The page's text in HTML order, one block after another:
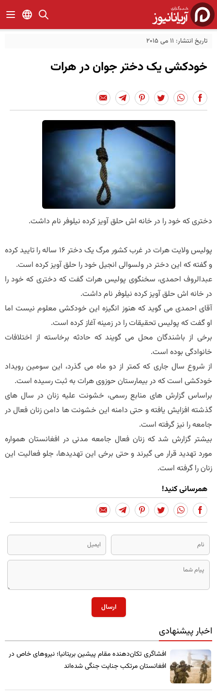
تاریخ انتشار: 11 می 2015
خودکشی یک دختر جوان در هرات
دختری که خود را در خانه اش حلق آویز کرده نیلوفر نام داشت.
پولیس ولایت هرات در غرب کشور مرگ یک دختر ۱۶ ساله را تایید کرده
و گفته که این دختر در ولسوالی انجیل خود را حلق آویز کرده است.
عبدالروف احمدی، سخنگوی پولیس هرات گفت که دختری که خود را
در خانه اش حلق آویز کرده نیلوفر نام داشت.
آقای احمدی می گوید که هنوز انگیزه این خودکشی معلوم نیست اما
او گفت که پولیس تحقیقات را در زمینه آغاز کرده است.
برخی از باشندگان محل می گویند که حادثه برخاسته از اختلافات
خانوادگی بوده است.
از شروع سال جاری که کمتر از دو ماه می گذرد، این سومین رویداد
خودکشی است که در بیمارستان حوزوی هرات به ثبت رسیده است.
براساس گزارش های منابع رسمی، خشونت علیه زنان در سال های
گذشته افزایش یافته و حتی دامنه این خشونت ها دامن زنان فعال در
جامعه را نیز گرفته است.
بیشتر گزارش شد که زنان فعال جامعه مدنی در افغانستان همواره
مورد تهدید قرار می گیرند و حتی برخی این تهدیدها، جلو فعالیت این
زنان را گرفته است.
همرسانی کنید!
ارسال
اخبار پیشنهادی
​افشاگری تکان‌دهنده مقام پیشین بریتانیا؛ نیروهای خاص در
افغانستان مرتکب جنایت جنگی شده‌اند